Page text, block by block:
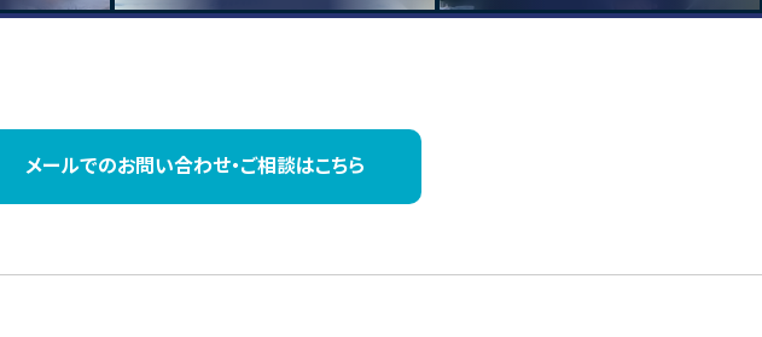
メールでのお問い合わせ・ご相談はこちら